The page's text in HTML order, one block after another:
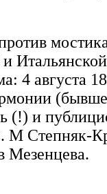
4 августа
(!) и
М Степняк-
Мезенцева.